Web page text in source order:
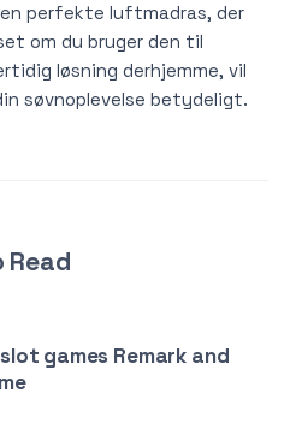
perfekte luftmadras, der
om du bruger den til
løsning derhjemme, vil
søvnoplevelse betydeligt.
Read
games Remark and